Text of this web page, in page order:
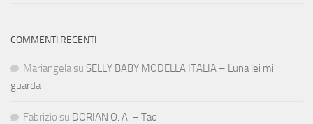
COMMENTI RECENTI
Mariangela su SELLY BABY MODELLA ITALIA – Luna lei mi
guarda
Fabrizio su DORIAN O. A. – Tao